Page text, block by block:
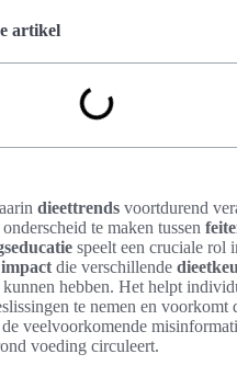
artikel
dieettrends voortdurend
te maken tussen
speelt een cruciale rol
impact die verschillende
hebben. Het helpt
te nemen en voorkomt
veelvoorkomende
voeding circuleert.